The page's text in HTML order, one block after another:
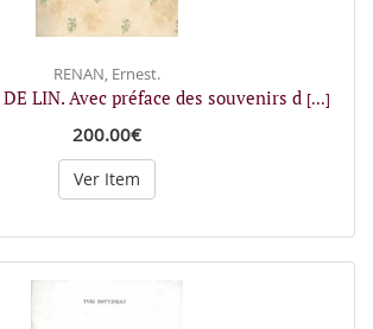
RENAN, Ernest.
DE LIN. Avec préface des souvenirs d [...]
200.00€
Ver Item